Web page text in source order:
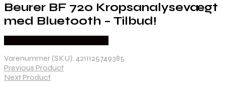
Beurer BF 720 Kropsanalysevægt
med Bluetooth – Tilbud!
Varenummer (SKU): 4211125749385
Previous Product
Next Product